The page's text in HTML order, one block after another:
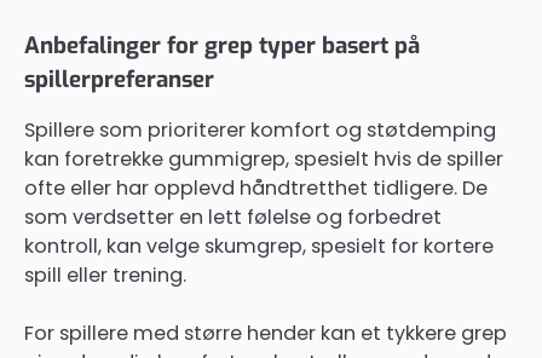
Anbefalinger for grep typer basert på
spillerpreferanser
Spillere som prioriterer komfort og støtdemping
kan foretrekke gummigrep, spesielt hvis de spiller
ofte eller har opplevd håndtretthet tidligere. De
som verdsetter en lett følelse og forbedret
kontroll, kan velge skumgrep, spesielt for kortere
spill eller trening.
For spillere med større hender kan et tykkere grep